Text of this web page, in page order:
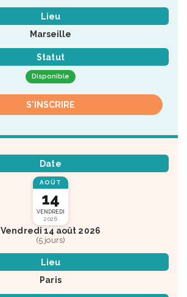
Lieu
Marseille
Statut
Disponible
S'INSCRIRE
Date
AOÛT
14
VENDREDI
2026
Vendredi 14 août 2026
(5 jours)
Lieu
Paris